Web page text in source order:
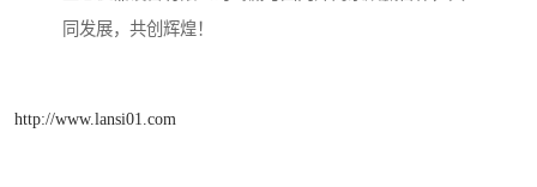
同发展，共创辉煌！
http://www.lansi01.com